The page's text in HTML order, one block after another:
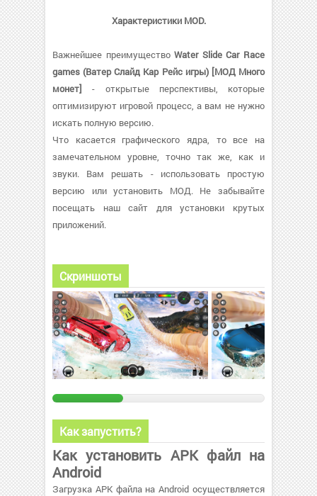
Характеристики MOD.
Важнейшее преимуществоWater Slide Car Race
games (Ватер Слайд Кар Рейс игры) [МОД Много
монет] - открытые перспективы, которые
оптимизируют игровой процесс, а вам не нужно
искать полную версию.
Что касается графического ядра, то все на
замечательном уровне, точно так же, как и
звуки. Вам решать - использовать простую
версию или установить МОД. Не забывайте
посещать наш сайт для установки крутых
приложений.
Скриншоты
Как запустить?
Как установить APK файл на
Android
Загрузка APK файла на Android осуществляется